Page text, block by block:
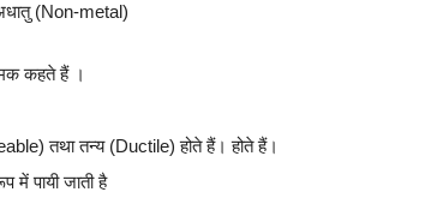
(Non-metal)
कहते हैं ।
तथा तन्य (Ductile) होते हैं। होते हैं।
में पायी जाती है